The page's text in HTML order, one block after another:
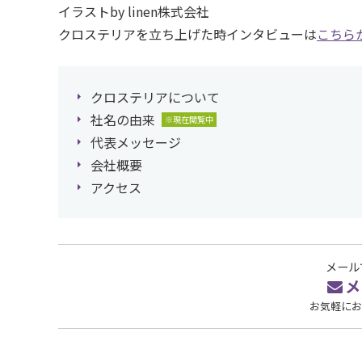
イラストby linen株式会社
クロステリアを立ち上げた時インタビューはこちら
クロステリアについて
社名の由来
代表メッセージ
会社概要
アクセス
メー
お気軽に